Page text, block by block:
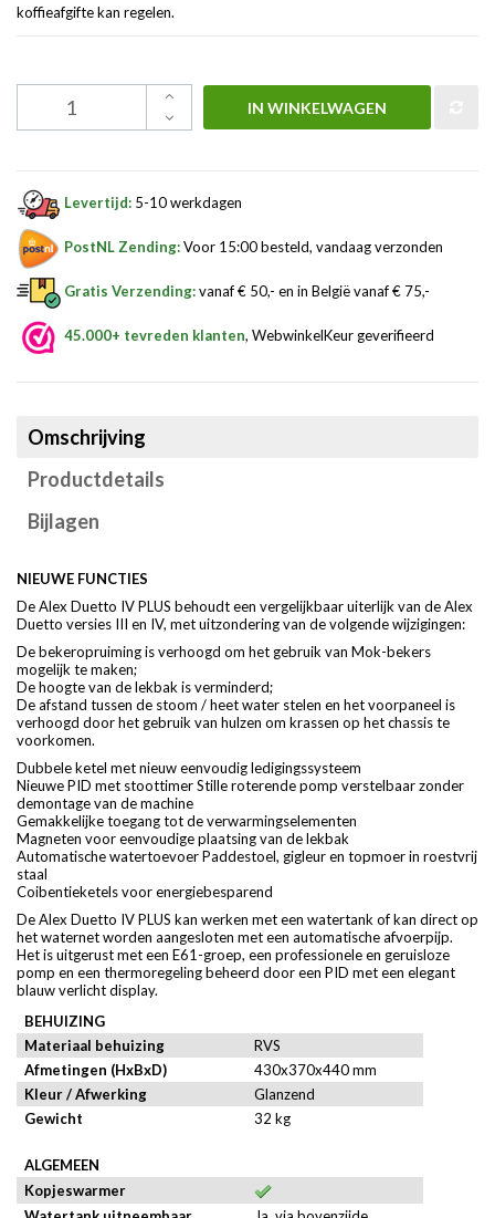
koffieafgifte kan regelen.
IN WINKELWAGEN
Levertijd: 5-10 werkdagen
PostNL Zending:Voor 15:00 besteld, vandaag verzonden
Gratis Verzending:vanaf € 50,- en in België vanaf € 75,-
45.000+ tevreden klanten, WebwinkelKeur geverifieerd
Omschrijving
Productdetails
Bijlagen
NIEUWE FUNCTIES
De Alex Duetto IV PLUS behoudt een vergelijkbaar uiterlijk van de Alex
Duetto versies III en IV, met uitzondering van de volgende wijzigingen:
De bekeropruiming is verhoogd om het gebruik van Mok-bekers
mogelijk te maken;
De hoogte van de lekbak is verminderd;
De afstand tussen de stoom / heet water stelen en het voorpaneel is
verhoogd door het gebruik van hulzen om krassen op het chassis te
voorkomen.
Dubbele ketel met nieuw eenvoudig ledigingssysteem
Nieuwe PID met stoottimer Stille roterende pomp verstelbaar zonder
demontage van de machine
Gemakkelijke toegang tot de verwarmingselementen
Magneten voor eenvoudige plaatsing van de lekbak
Automatische watertoevoer Paddestoel, gigleur en topmoer in roestvrij
staal
Coibentieketels voor energiebesparend
De Alex Duetto IV PLUS kan werken met een watertank of kan direct op
het waternet worden aangesloten met een automatische afvoerpijp.
Het is uitgerust met een E61-groep, een professionele en geruisloze
pomp en een thermoregeling beheerd door een PID met een elegant
blauw verlicht display.
BEHUIZING
Materiaal behuizing
RVS
Afmetingen (HxBxD)
430x370x440 mm
Kleur / Afwerking
Glanzend
Gewicht
32 kg
ALGEMEEN
Kopjeswarmer